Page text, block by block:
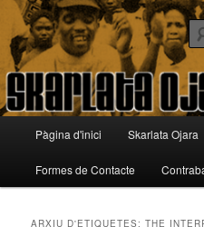
Aneu
contingut
principal
Aneu
contingut
secundariSkarlata Ojara
Reggae Radio Show
principal
Pàgina d'inici Skarlata Ojara
Formes de Contacte
ARXIU D'ETIQUETES:THE